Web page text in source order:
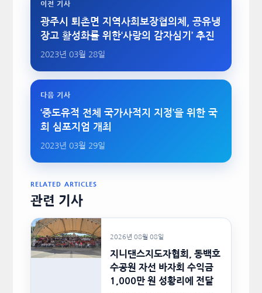
이전 기사
광주시 퇴촌면 지역사회보장협의체, 공유냉
장고 활성화를 위한‘사랑의 감자심기’ 추진
2023년 03월 28일
다음 기사
‘중도유적 전체 국가사적지 지정’을 위한 국
회 심포지엄 개최
2023년 03월 29일
RELATED ARTICLES
관련 기사
2026년 08월 08일
지니댄스지도자협회, 동백호
수공원 자선 바자회 수익금
1,000만 원 성황리에 전달